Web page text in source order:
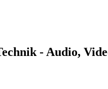
- Audio,